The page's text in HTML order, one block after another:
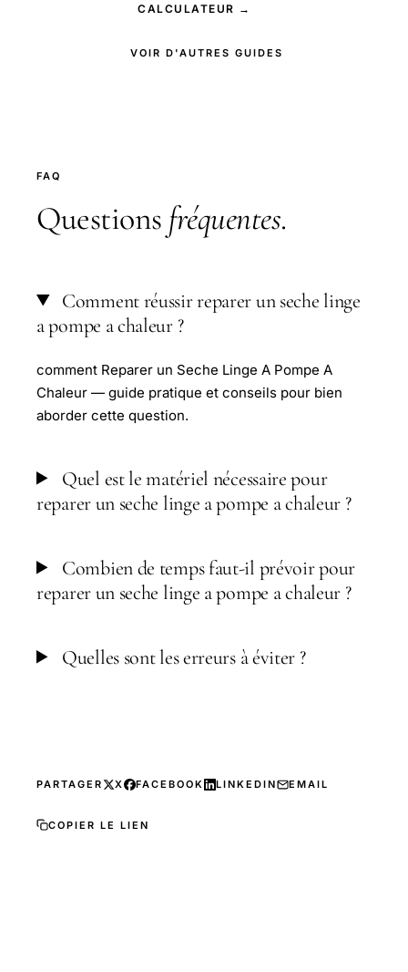
CALCULATEUR →
VOIR D'AUTRES GUIDES
FAQ
Questions fréquentes.
Comment réussir reparer un seche linge
a pompe a chaleur ?
comment Reparer un Seche Linge A Pompe A
Chaleur — guide pratique et conseils pour bien
aborder cette question.
Quel est le matériel nécessaire pour
reparer un seche linge a pompe a chaleur ?
Combien de temps faut-il prévoir pour
reparer un seche linge a pompe a chaleur ?
Quelles sont les erreurs à éviter ?
PARTAGER X FACEBOOK LINKEDIN EMAIL
COPIER LE LIEN